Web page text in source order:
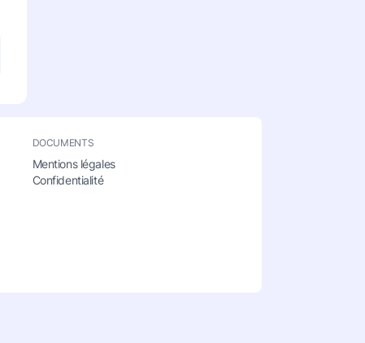
DOCUMENTS
Mentions légales
Confidentialité